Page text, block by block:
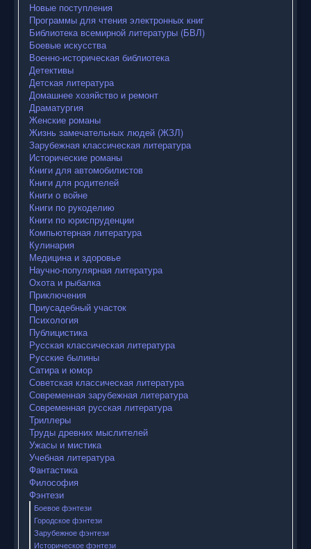
Новые поступления
Программы для чтения электронных книг
Библиотека всемирной литературы (БВЛ)
Боевые искусства
Военно-историческая библиотека
Детективы
Детская литература
Домашнее хозяйство и ремонт
Драматургия
Женские романы
Жизнь замечательных людей (ЖЗЛ)
Зарубежная классическая литература
Исторические романы
Книги для автомобилистов
Книги для родителей
Книги о войне
Книги по рукоделию
Книги по юриспруденции
Компьютерная литература
Кулинария
Медицина и здоровье
Научно-популярная литература
Охота и рыбалка
Приключения
Приусадебный участок
Психология
Публицистика
Русская классическая литература
Русские былины
Сатира и юмор
Советская классическая литература
Современная зарубежная литература
Современная русская литература
Триллеры
Труды древних мыслителей
Ужасы и мистика
Учебная литература
Фантастика
Философия
Фэнтези
Боевое фэнтези
Городское фэнтези
Зарубежное фэнтези
Историческое фэнтези